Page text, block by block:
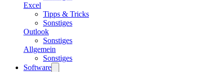
Excel
Tipps & Tricks
Sonstiges
Outlook
Sonstiges
Allgemein
Sonstiges
Software